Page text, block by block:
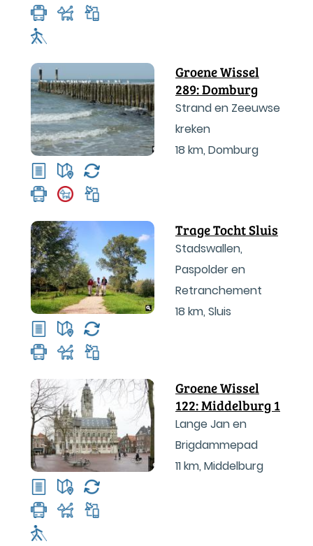
Groene Wissel
289: Domburg
Strand en Zeeuwse
kreken
18 km, Domburg
Trage Tocht Sluis
Stadswallen,
Paspolder en
Retranchement
18 km, Sluis
Groene Wissel
122: Middelburg 1
Lange Jan en
Brigdammepad
11 km, Middelburg